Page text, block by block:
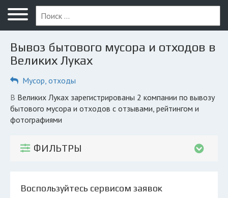
Меню
Главная
Вопрос юристу
Компании
КОМПАНИЯМ
© 2026 Все права защищены
Вывоз бытового мусора и отходов в
Великих Луках
Мусор, отходы
в Великих Луках зарегистрированы 2 компании по вывозу
бытового мусора и отходов с отзывами, рейтингом и
фотографиями
ФИЛЬТРЫ
Воспользуйтесь сервисом заявок